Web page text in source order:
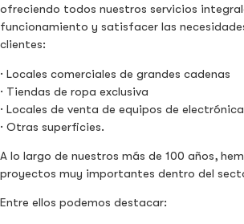
ofreciendo todos nuestros servicios
funcionamiento y satisfacer las
clientes:
· Locales comerciales de grandes cadenas
· Tiendas de ropa exclusiva
· Locales de venta de equipos de electrónica
· Otras superficies.
A lo largo de nuestros más de 100 años,
proyectos muy importantes dentro del
Entre ellos podemos destacar: